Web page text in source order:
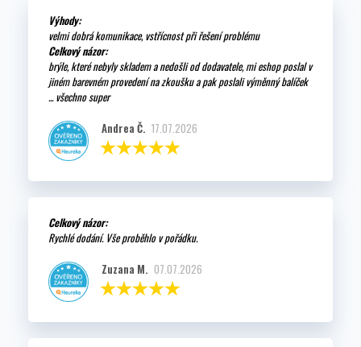
Výhody:
velmi dobrá komunikace, vstřícnost při řešení problému
Celkový názor:
brýle, které nebyly skladem a nedošli od dodavatele, mi eshop poslal v
jiném barevném provedení na zkoušku a pak poslali výměnný balíček
... všechno super
Andrea Č. 17.07.2026
Celkový názor:
Rychlé dodání. Vše proběhlo v pořádku.
Zuzana M. 07.07.2026